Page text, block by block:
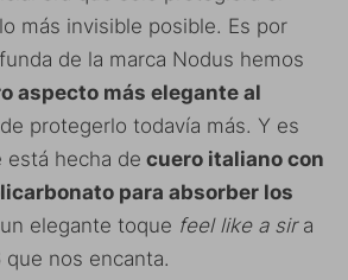
más invisible posible. Es por
de la marca Nodus hemos
aspecto más elegante al
protegerlo todavía más. Y es
está hecha de cuero italiano con
para absorber los
elegante toque feel like a sira
nos encanta.